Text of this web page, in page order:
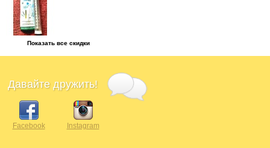
Показать все скидки
Давайте дружить!
Facebook Instagram